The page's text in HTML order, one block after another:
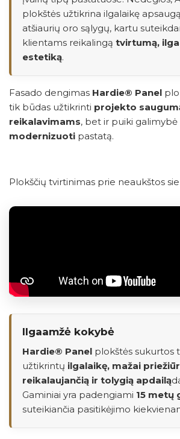
plokštės užtikrina ilgalaikę
atšiaurių oro sąlygų, kartu
klientams reikalingą tvirtumą,
estetiką.
Fasado dengimas Hardie® Panel
tik būdas užtikrinti projekto
reikalavimams, bet ir puiki galimybė
modernizuoti pastatą.
Plokščių tvirtinimas prie neaukštos
Ilgaamžė kokybė
Hardie® Panel plokštės sukurtos
užtikrintų ilgalaikę, mažai
reikalaujančią ir tolygią apdailą
Gaminiai yra padengiami 15 metų
suteikiančia pasitikėjimo